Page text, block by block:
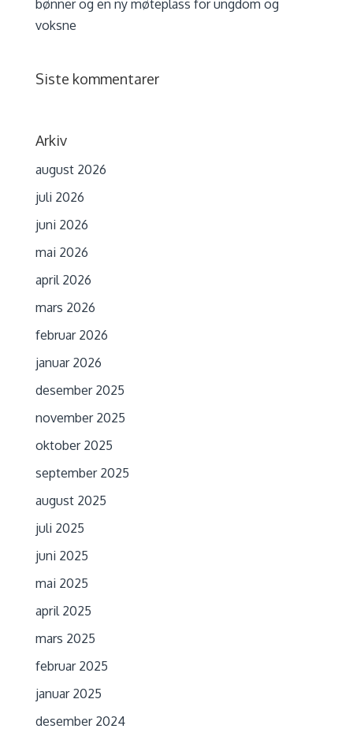
bønner og en ny møteplass for ungdom og
voksne
Siste kommentarer
Arkiv
august 2026
juli 2026
juni 2026
mai 2026
april 2026
mars 2026
februar 2026
januar 2026
desember 2025
november 2025
oktober 2025
september 2025
august 2025
juli 2025
juni 2025
mai 2025
april 2025
mars 2025
februar 2025
januar 2025
desember 2024